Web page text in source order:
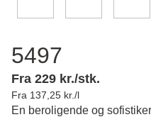
5497
Fra 229 kr./stk.
Fra 137,25 kr./l
En beroligende og